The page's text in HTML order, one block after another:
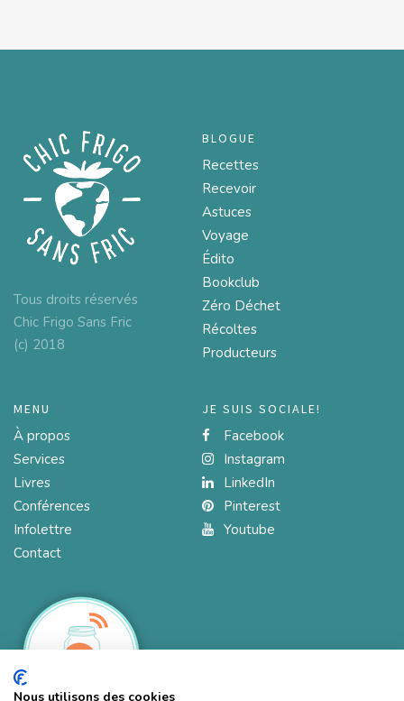
Tous droits réservés
Chic Frigo Sans Fric
(c) 2018
BLOGUE
Recettes
Recevoir
Astuces
Voyage
Édito
Bookclub
Zéro Déchet
Récoltes
Producteurs
MENU
À propos
Services
Livres
Conférences
Infolettre
Contact
JE SUIS SOCIALE!
Facebook
Instagram
LinkedIn
Pinterest
Youtube
Nous utilisons des cookies